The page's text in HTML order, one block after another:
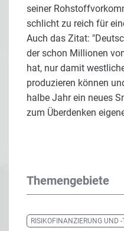
seiner
schlicht zu reich für
Auch das Zitat:
der schon Millionen
hat, nur damit
produzieren können
halbe Jahr ein neues
zum Überdenken
Themengebiete
RISIKOFINANZIERUNG UND -